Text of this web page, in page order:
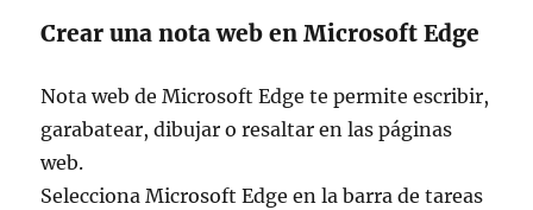
Crear una nota web en Microsoft Edge
Nota web de Microsoft Edge te permite escribir,
garabatear, dibujar o resaltar en las páginas
web.
Selecciona Microsoft Edge en la barra de tareas